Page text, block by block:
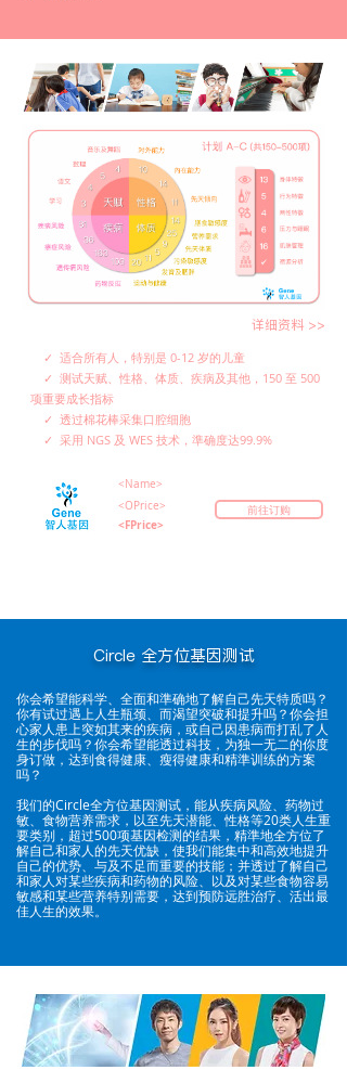
详细资料 >>
✓ 适合所有人，特别是 0-12 岁的儿童
✓ 测试天赋、性格、体质、疾病及其他，150 至 500
项重要成长指标
✓ 透过棉花棒采集口腔细胞
✓ 采用 NGS 及 WES 技术，準确度达99.9%
<Name>
<OPrice>
<FPrice>
前往订购
Circle 全方位基因测试
​你会希望能科学、全面和準确地了解自己先天特质吗？
你有试过遇上人生瓶颈、而渴望突破和提升吗？你会担
心家人患上突如其来的疾病，或自己因患病而打乱了人
生的步伐吗？你会希望能透过科技，为独一无二的你度
身订做，达到食得健康、瘦得健康和精準训练的方案
吗？
我们的Circle全方位基因测试，能从疾病风险、药物过
敏、食物营养需求，以至先天潜能、性格等20类人生重
要类别，超过500项基因检测的结果，精準地全方位了
解自己和家人的先天优缺，使我们能集中和高效地提升
自己的优势、与及不足而重要的技能；并透过了解自己
和家人对某些疾病和药物的风险、以及对某些食物容易
敏感和某些营养特别需要，达到预防远胜治疗、活出最
佳人生的效果。